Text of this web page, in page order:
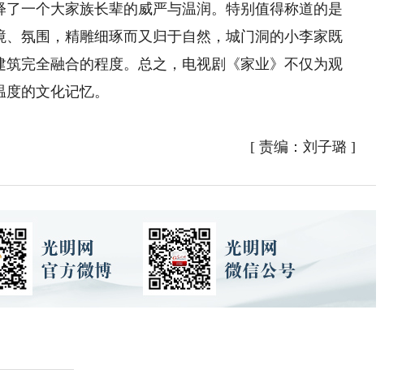
一个大家族长辈的威严与温润。特别值得称道的是
氛围，精雕细琢而又归于自然，城门洞的小李家既
完全融合的程度。总之，电视剧《家业》不仅为观
的文化记忆。
[ 责编：刘子璐 ]